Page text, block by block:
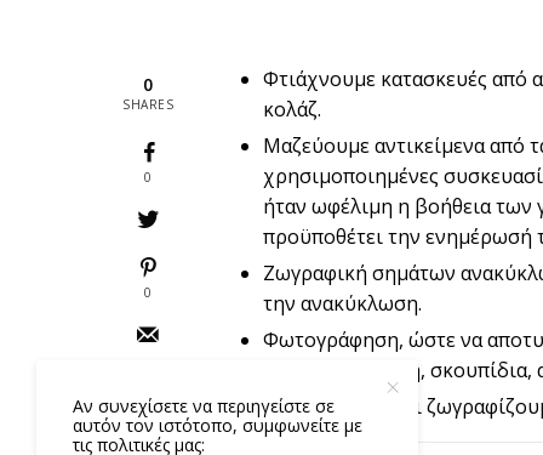
0
SHARES
0
0
Φτιάχνουμε κατασκευές από
κολάζ.
Μαζεύουμε αντικείμενα από
χρησιμοποιημένες
ήταν ωφέλιμη η βοήθεια των
προϋποθέτει την ενημέρωσή
Ζωγραφική σημάτων
την ανακύκλωση.
Φωτογράφηση, ώστε να
βόλτα/ επίσκεψη,
Διακοσμούμε και
Αν συνεχίσετε να περιηγείστε σε
αυτόν τον ιστότοπο, συμφωνείτε με
τις πολιτικές μας: